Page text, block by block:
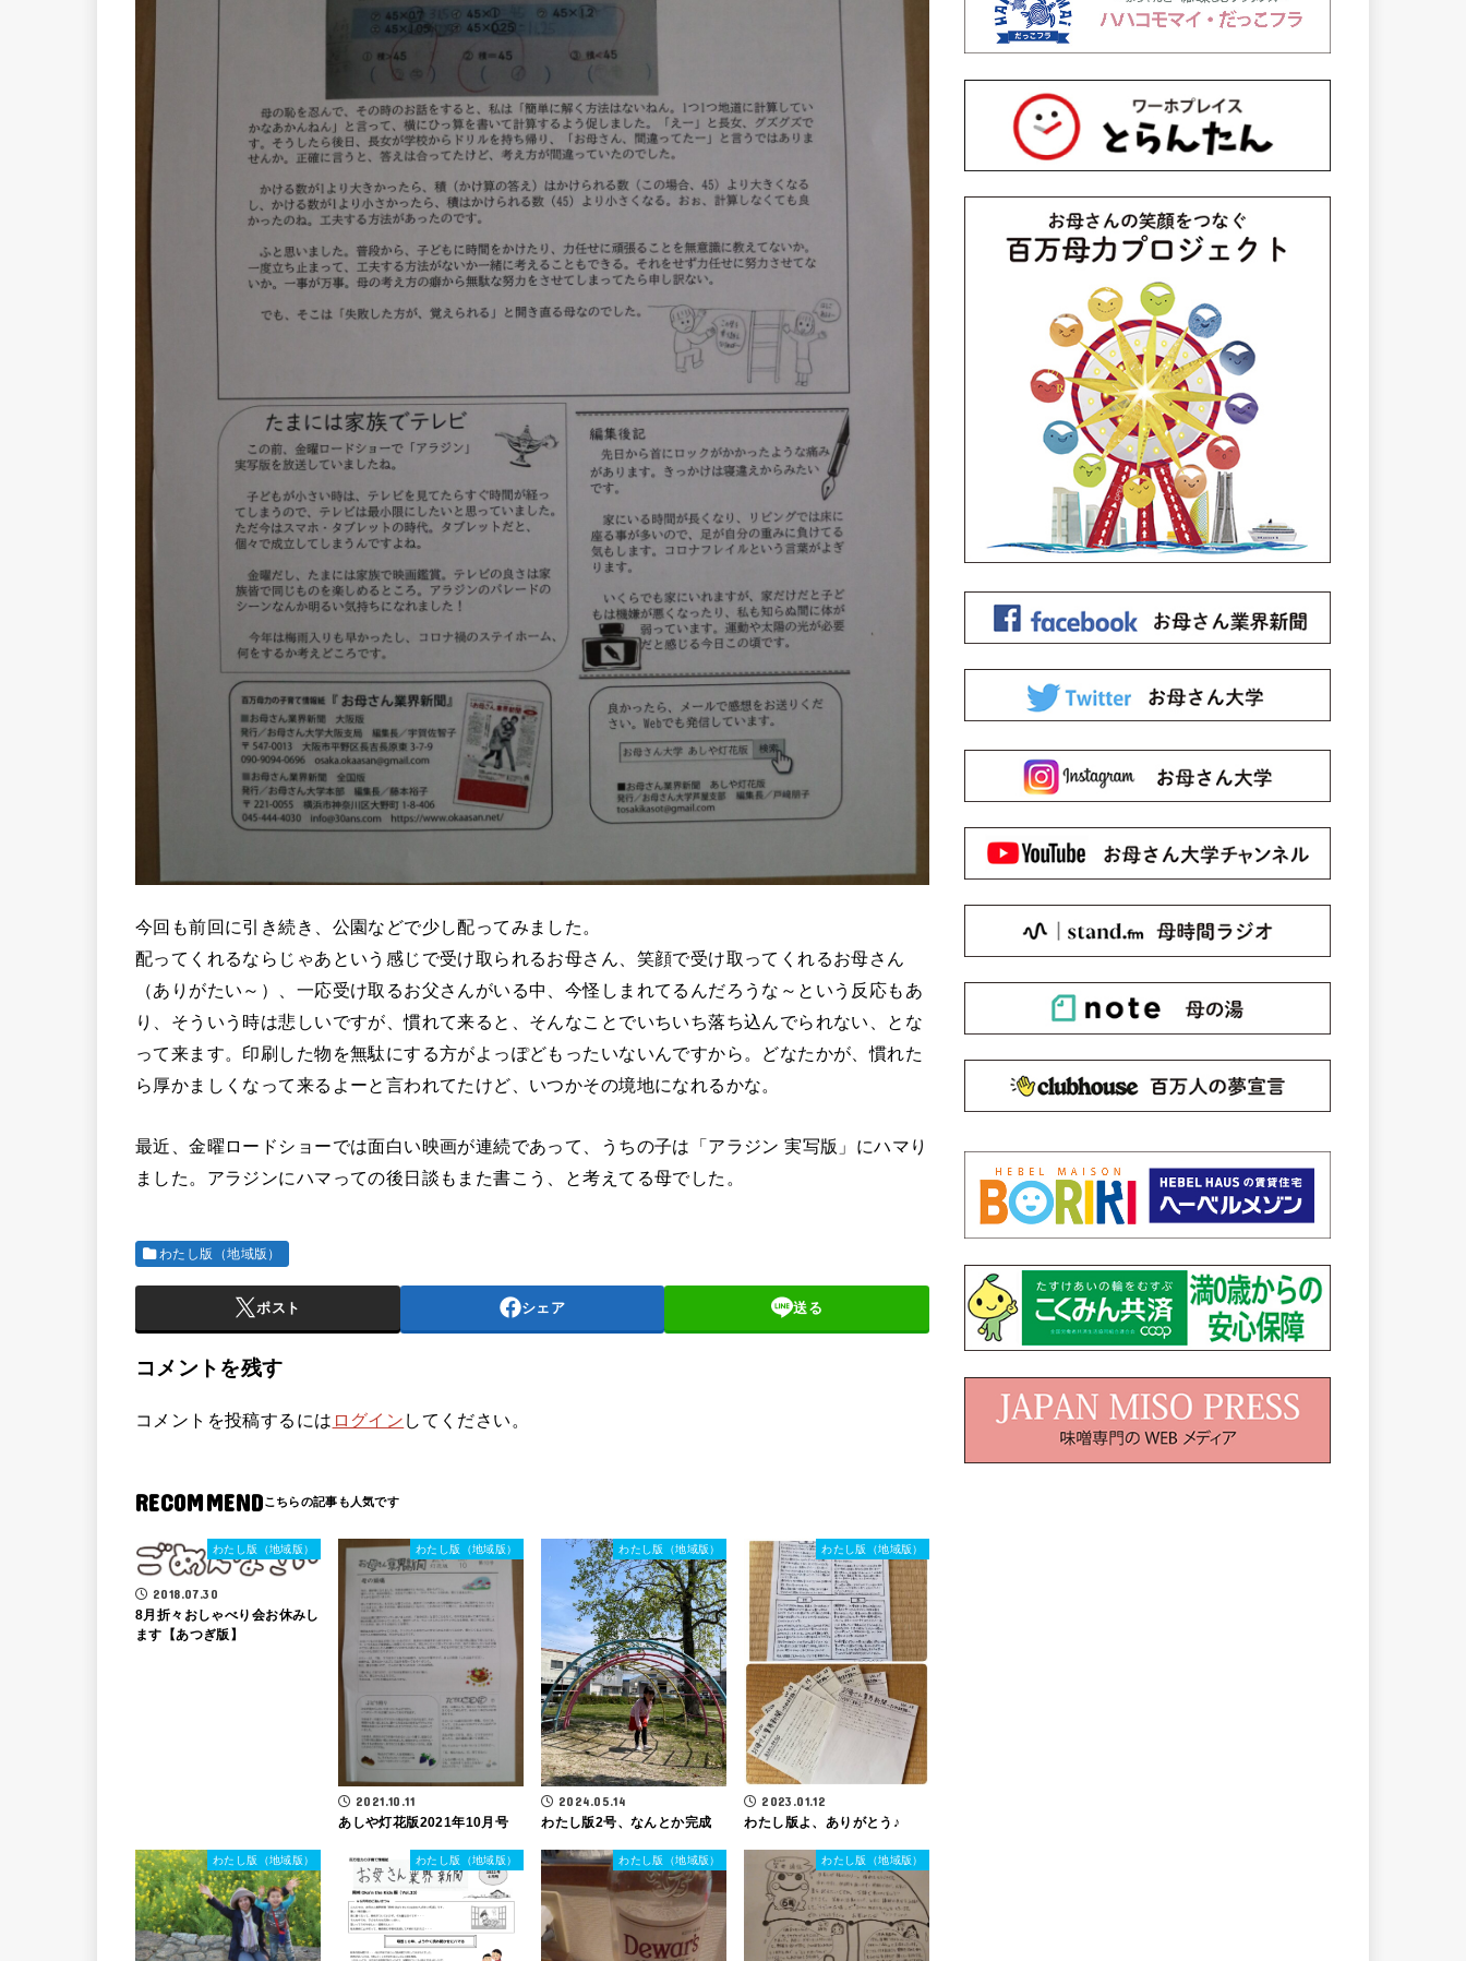
今回も前回に引き続き、公園などで少し配ってみました。
配ってくれるならじゃあという感じで受け取られるお母さん、笑顔で受け取ってくれるお母さん
（ありがたい～）、一応受け取るお父さんがいる中、今怪しまれてるんだろうな～という反応もあ
り、そういう時は悲しいですが、慣れて来ると、そんなことでいちいち落ち込んでられない、とな
って来ます。印刷した物を無駄にする方がよっぽどもったいないんですから。どなたかが、慣れた
ら厚かましくなって来るよーと言われてたけど、いつかその境地になれるかな。
最近、金曜ロードショーでは面白い映画が連続であって、うちの子は「アラジン 実写版」にハマり
ました。アラジンにハマっての後日談もまた書こう、と考えてる母でした。
わたし版（地域版）
ポスト シェア 送る
コメントを残す
コメントを投稿するには ログイン してください。
RECOMMEND
わたし版（地域版）
2018.07.30
8月折々おしゃべり会お休みし
ます【あつぎ版】
わたし版（地域版）
2021.10.11
あしや灯花版2021年10月号
わたし版（地域版）
2024.05.14
わたし版2号、なんとか完成
わたし版（地域版）
2023.01.12
わたし版よ、ありがとう♪
わたし版（地域版） わたし版（地域版） わたし版（地域版） わたし版（地域版）